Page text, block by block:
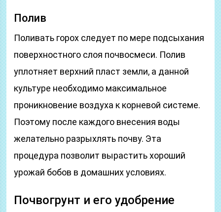
Полив
Поливать горох следует по мере подсыхания
поверхностного слоя почвосмеси. Полив
уплотняет верхний пласт земли, а данной
культуре необходимо максимальное
проникновение воздуха к корневой системе.
Поэтому после каждого внесения воды
желательно разрыхлять почву. Эта
процедура позволит вырастить хороший
урожай бобов в домашних условиях.
Почвогрунт и его удобрение